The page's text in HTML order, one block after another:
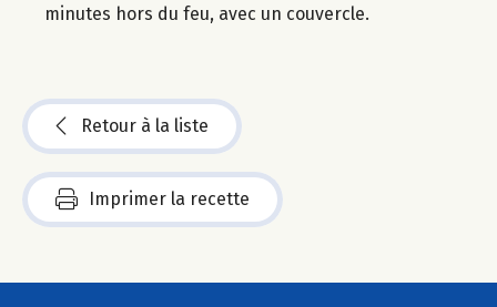
minutes hors du feu, avec un couvercle.
Retour à la liste
Imprimer la recette